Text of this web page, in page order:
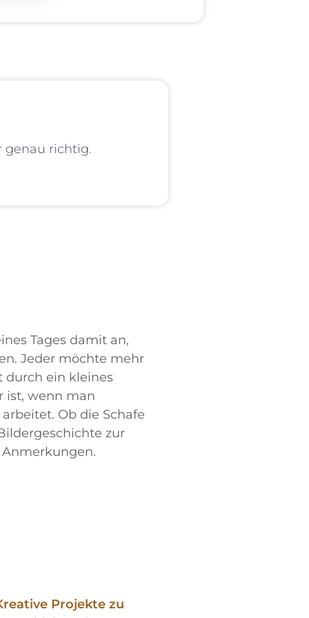
genau richtig.
Tages damit an,
Jeder möchte mehr
durch ein kleines
ist, wenn man
Ob die Schafe
zur
Projekte zu